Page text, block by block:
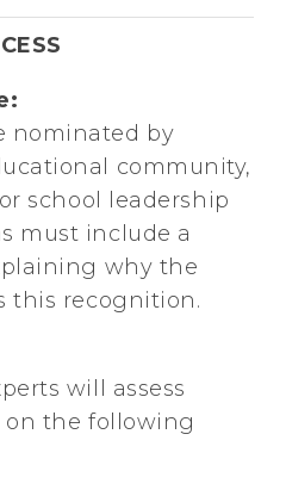
nominated by
community,
school leadership
must include a
why the
this recognition.
will assess
on the following